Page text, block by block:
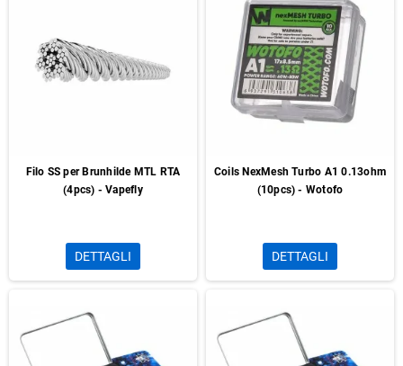
Filo SS per Brunhilde MTL RTA
(4pcs) - Vapefly
DETTAGLI
Coils NexMesh Turbo A1 0.13ohm
(10pcs) - Wotofo
DETTAGLI